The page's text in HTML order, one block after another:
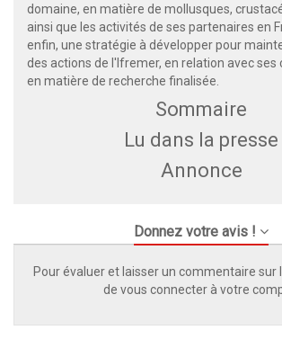
domaine, en matière de mollusques,
ainsi que les activités de ses partenaires en
enfin, une stratégie à développer pour
des actions de l'Ifremer, en relation avec ses
en matière de recherche finalisée.
Sommaire
Lu dans la presse
Annonce
Donnez votre avis !
Pour évaluer et laisser un commentaire sur
de vous connecter à votre